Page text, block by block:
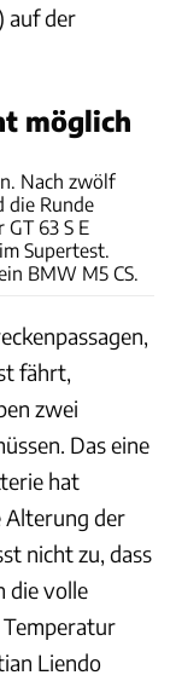
auf der
möglich
Hans-Dieter Seufert
Nach zwölf
die Runde
63 S E
Supertest.
BMW M5 CS.
fährt,
zwei
Das eine
hat
Alterung der
nicht zu, dass
die volle
Liendo